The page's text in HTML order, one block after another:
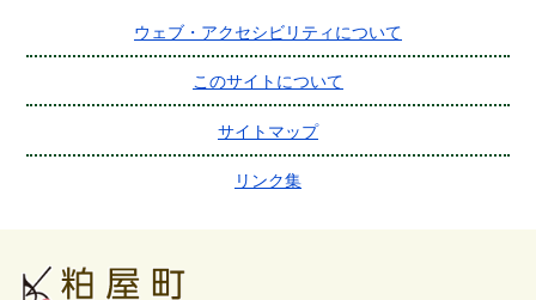
ウェブ・アクセシビリティについて
このサイトについて
サイトマップ
リンク集